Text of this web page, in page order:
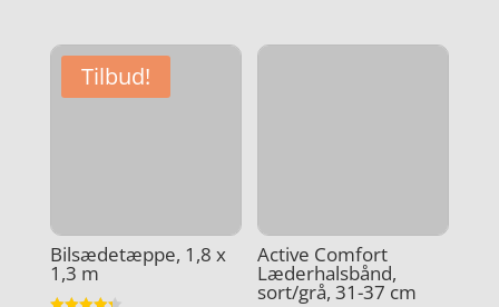
kr. 1.319,00.
pris
er:
kr. 949,00.
Tilbud!
Bilsædetæppe, 1,8 x
1,3 m
Active Comfort
Læderhalsbånd,
sort/grå, 31-37 cm